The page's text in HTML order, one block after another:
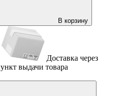
В корзину
Доставка через
выдачи товара